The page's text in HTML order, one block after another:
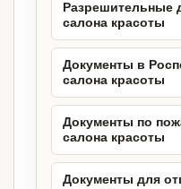
Разрешительные
салона красоты
Документы в
салона красоты
Документы по
салона красоты
Документы для